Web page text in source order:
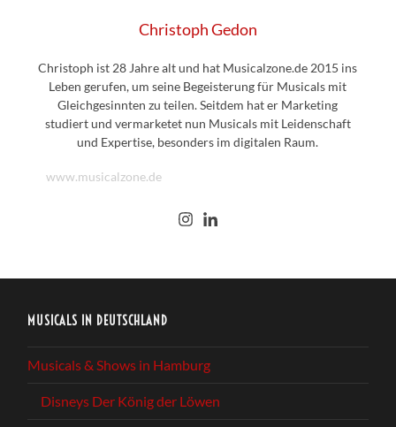
Christoph Gedon
Christoph ist 28 Jahre alt und hat Musicalzone.de 2015 ins
Leben gerufen, um seine Begeisterung für Musicals mit
Gleichgesinnten zu teilen. Seitdem hat er Marketing
studiert und vermarketet nun Musicals mit Leidenschaft
und Expertise, besonders im digitalen Raum.
www.musicalzone.de
MUSICALS IN DEUTSCHLAND
Musicals & Shows in Hamburg
Disneys Der König der Löwen